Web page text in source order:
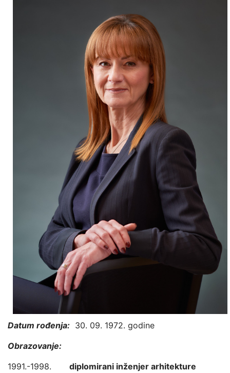
Datum rođenja: 30. 09. 1972. godine
Obrazovanje:
1991.-1998. diplomirani inženjer arhitekture